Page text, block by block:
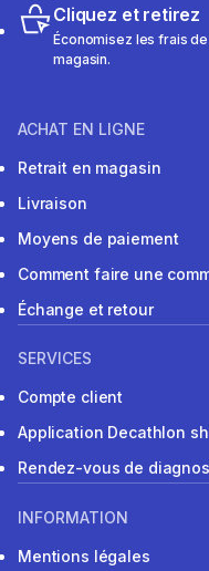
Cliquez et retirez
Économisez les frais
magasin.
ACHAT EN LIGNE
Retrait en magasin
Livraison
Moyens de paiement
Comment faire une
Échange et retour
SERVICES
Compte client
Application Decathlon
Rendez-vous de
INFORMATION
Mentions légales